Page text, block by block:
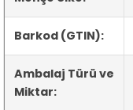
Barkod (GTIN):
Ambalaj Türü ve
Miktar: